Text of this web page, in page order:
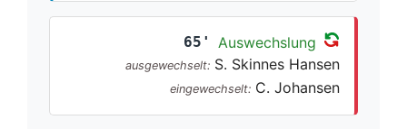
65' Auswechslung
ausgewechselt: S. Skinnes Hansen
eingewechselt: C. Johansen